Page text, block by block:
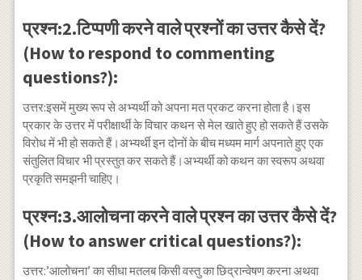
प्रश्न:2.टिप्पणी करने वाले प्रश्नों का उत्तर कैसे दें?
(How to respond to commenting
questions?):
उत्तर:इसमें मुख्य रूप से अभ्यर्थी को अपना मत प्रकट करना होता है।इस
प्रकार के उत्तर में परीक्षार्थी के विचार कथन से मेल खाते हुए हो सकते हैं उसके
विरोध में भी हो सकते हैं।अभ्यर्थी इन दोनों के बीच मध्यम मार्ग अपनाते हुए एक
संतुलित विचार भी प्रस्तुत कर सकते हैं।अभ्यर्थी को कथन का स्वरूप अथवा
प्रकृति समझनी चाहिए।
प्रश्न:3.आलोचना करने वाले प्रश्न का उत्तर कैसे दें?
(How to answer critical questions?):
उत्तर:’आलोचना’ का सीधा मतलब किसी वस्तु का छिद्रान्वेषण करना अथवा